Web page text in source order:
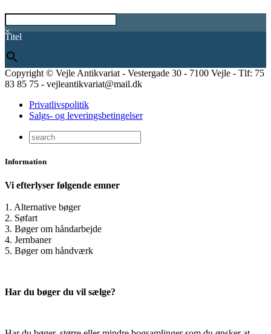
×
Titel
Copyright © Vejle Antikvariat - Vestergade 30 - 7100 Vejle - Tlf: 75
83 85 75 - vejleantikvariat@mail.dk
Privatlivspolitik
Salgs- og leveringsbetingelser
Information
Vi efterlyser følgende emner
1. Alternative bøger
2. Søfart
3. Bøger om håndarbejde
4. Jernbaner
5. Bøger om håndværk
Har du bøger du vil sælge?